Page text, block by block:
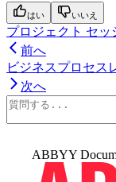
はい いいえ
プロジェクト セッ
前へ
ビジネスプロセス
次へ
ABBYY